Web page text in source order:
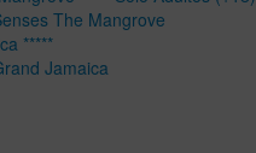
The Mangrove
*****
Jamaica